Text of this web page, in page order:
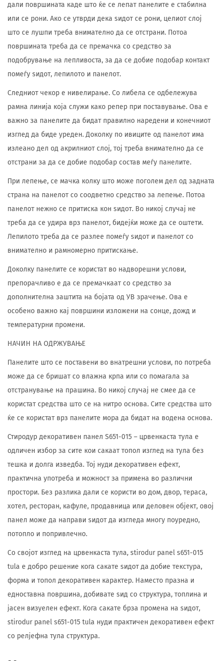
дали површината каде што ќе се лепат панелите е стабилна
или се рони. Ако се утврди дека ѕидот се рони, целиот слој
што се лушпи треба внимателно да се отстрани. Потоа
површината треба да се премачка со средство за
подобрување на лепливоста, за да се добие подобар контакт
помеѓу ѕидот, лепилото и панелот.
Следниот чекор е нивелирање. Со либела се одбележува
рамна линија која служи како репер при поставување. Ова е
важно за панелите да бидат правилно наредени и конечниот
изглед да биде уреден. Доколку по ивиците од панелот има
излеано дел од акрилниот слој, тој треба внимателно да се
отстрани за да се добие подобар состав меѓу панелите.
При лепење, се мачка колку што може поголем дел од задната
страна на панелот со соодветно средство за лепење. Потоа
панелот нежно се притиска кон ѕидот. Во никој случај не
треба да се удира врз панелот, бидејќи може да се оштети.
Лепилото треба да се разлее помеѓу ѕидот и панелот со
внимателно и рамномерно притискање.
Доколку панелите се користат во надворешни услови,
препорачливо е да се премачкаат со средство за
дополнителна заштита на бојата од УВ зрачење. Ова е
особено важно кај површини изложени на сонце, дожд и
температурни промени.
НАЧИН НА ОДРЖУВАЊЕ
Панелите што се поставени во внатрешни услови, по потреба
може да се бришат со влажна крпа или со помагала за
отстранување на прашина. Во никој случај не смее да се
користат средства што се на нитро основа. Сите средства што
ќе се користат врз панелите мора да бидат на водена основа.
Стиродур декоративен панел S651-015 – црвенкаста тула е
одличен избор за сите кои сакаат топол изглед на тула без
тешка и долга изведба. Тој нуди декоративен ефект,
практична употреба и можност за примена во различни
простори. Без разлика дали се користи во дом, двор, тераса,
хотел, ресторан, кафуле, продавница или деловен објект, овој
панел може да направи ѕидот да изгледа многу поуредно,
потопло и попривлечно.
Со својот изглед на црвенкаста тула, stirodur panel s651-015
tula е добро решение кога сакате ѕидот да добие текстура,
форма и топол декоративен карактер. Наместо празна и
едноставна површина, добивате ѕид со структура, топлина и
јасен визуелен ефект. Кога сакате брза промена на ѕидот,
stirodur panel s651-015 tula нуди практичен декоративен ефект
со релјефна тула структура.